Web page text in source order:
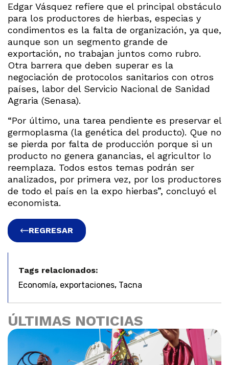
Edgar Vásquez refiere que el principal obstáculo
para los productores de hierbas, especias y
condimentos es la falta de organización, ya que,
aunque son un segmento grande de
exportación, no trabajan juntos como rubro.
Otra barrera que deben superar es la
negociación de protocolos sanitarios con otros
países, labor del Servicio Nacional de Sanidad
Agraria (Senasa).
“Por último, una tarea pendiente es preservar el
germoplasma (la genética del producto). Que no
se pierda por falta de producción porque si un
producto no genera ganancias, el agricultor lo
reemplaza. Todos estos temas podrán ser
analizados, por primera vez, por los productores
de todo el país en la expo hierbas”, concluyó el
economista.
REGRESAR
Tags relacionados:
Economía, exportaciones, Tacna
ÚLTIMAS NOTICIAS